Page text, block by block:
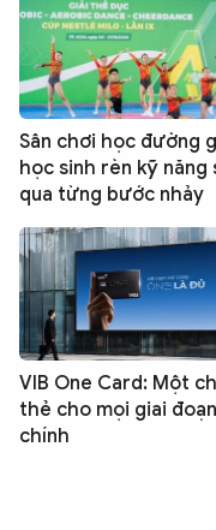
Sân chơi học đường
học sinh rèn kỹ năng
qua từng bước nhảy
VIB One Card: Một
thẻ cho mọi giai
chính